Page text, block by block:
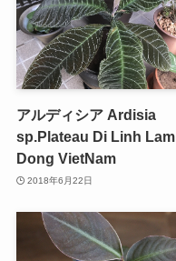
アルディシア Ardisia
sp.Plateau Di Linh Lam
Dong VietNam
2018年6月22日